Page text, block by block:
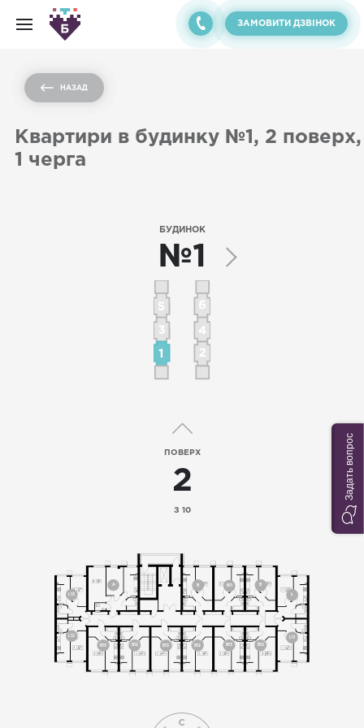
ЗАМОВИТИ ДЗВІНОК
НАЗАД
B B11 B
L
L11
B12
B13
B12
B13
B12
B13
L12
L13
A
ПОВЕРХ
2
З 10
Квартири в будинку №1, 2 поверх,
1 черга
БУДИНОК
№1
Задать вопрос